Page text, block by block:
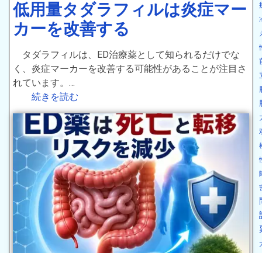
低用量タダラフィルは炎症マー
カーを改善する
タダラフィルは、ED治療薬として知られるだけでな
く、炎症マーカーを改善する可能性があることが注目さ
れています。…
続きを読む